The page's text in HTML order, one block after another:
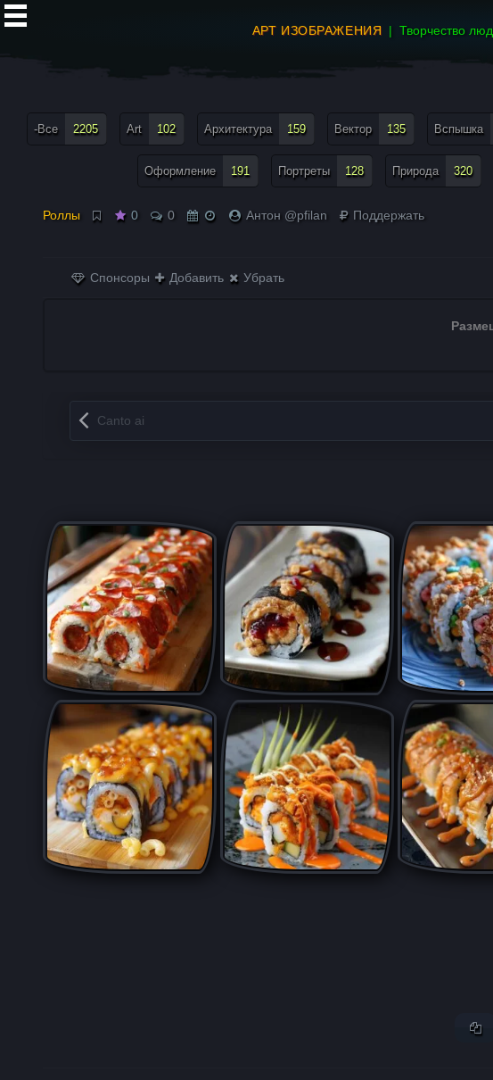
АРТ ИЗОБРАЖЕНИЯ Творчество
-Все 2205 Art 102 Архитектура 159 Вектор 135 Вспышка
Оформление 191 Портреты 128 Природа 320
Роллы 0 0 Антон @pfilan Поддержать
Спонсоры Добавить Убрать
Запись навигация
Canto ai